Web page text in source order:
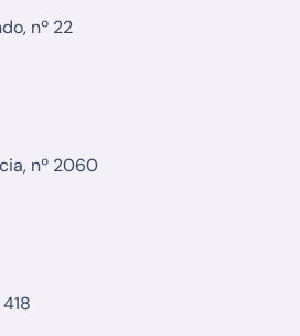
nº 22
nº 2060